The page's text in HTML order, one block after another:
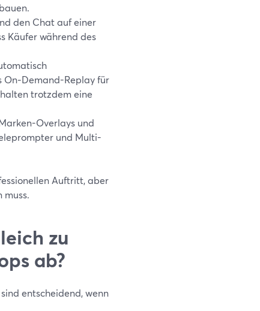
den Chat auf einer
Käufer während des
On‑Demand-Replay für
trotzdem eine
Overlays und
und Multi-
Auftritt, aber
muss.
zu
ab?
entscheidend, wenn